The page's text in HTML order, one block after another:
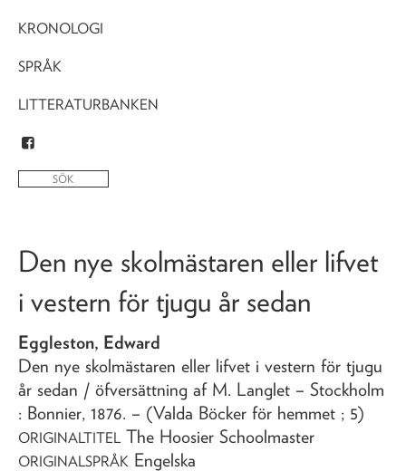
KRONOLOGI
SPRÅK
LITTERATURBANKEN
Den nye skolmästaren eller lifvet
i vestern för tjugu år sedan
Eggleston, Edward
Den nye skolmästaren eller lifvet i vestern för tjugu
år sedan / öfversättning af M. Langlet – Stockholm
: Bonnier, 1876. – (Valda Böcker för hemmet ; 5)
ORIGINALTITEL The Hoosier Schoolmaster
ORIGINALSPRÅK Engelska